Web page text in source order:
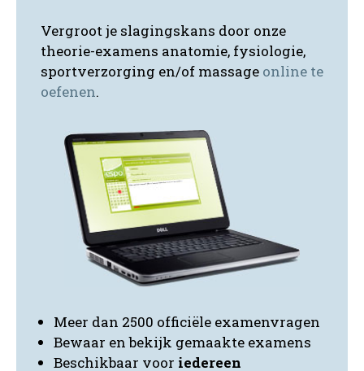
Vergroot je slagingskans door onze
theorie-examens anatomie, fysiologie,
sportverzorging en/of massage online te
oefenen.
Meer dan 2500 officiële examenvragen
Bewaar en bekijk gemaakte examens
Beschikbaar voor iedereen